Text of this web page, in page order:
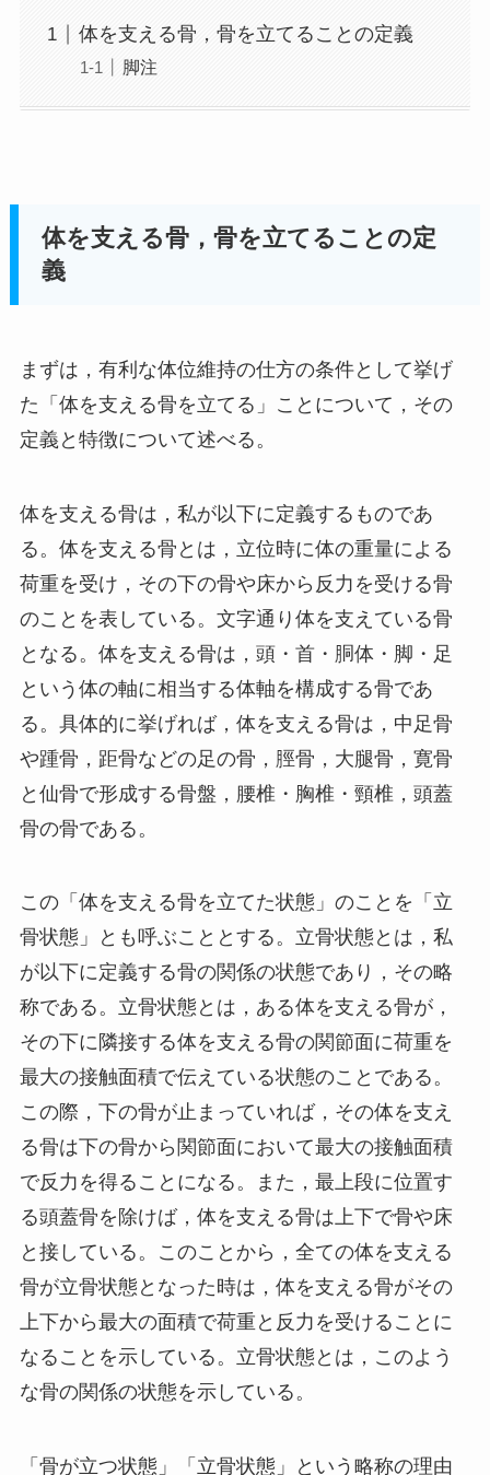
体を支える骨，骨を立てることの定義
脚注
体を支える骨，骨を立てることの定
義
まずは，有利な体位維持の仕方の条件として挙げ
た「体を支える骨を立てる」ことについて，その
定義と特徴について述べる。
体を支える骨は，私が以下に定義するものであ
る。体を支える骨とは，立位時に体の重量による
荷重を受け，その下の骨や床から反力を受ける骨
のことを表している。文字通り体を支えている骨
となる。体を支える骨は，頭・首・胴体・脚・足
という体の軸に相当する体軸を構成する骨であ
る。具体的に挙げれば，体を支える骨は，中足骨
や踵骨，距骨などの足の骨，脛骨，大腿骨，寛骨
と仙骨で形成する骨盤，腰椎・胸椎・頸椎，頭蓋
骨の骨である。
この「体を支える骨を立てた状態」のことを「立
骨状態」とも呼ぶこととする。立骨状態とは，私
が以下に定義する骨の関係の状態であり，その略
称である。立骨状態とは，ある体を支える骨が，
その下に隣接する体を支える骨の関節面に荷重を
最大の接触面積で伝えている状態のことである。
この際，下の骨が止まっていれば，その体を支え
る骨は下の骨から関節面において最大の接触面積
で反力を得ることになる。また，最上段に位置す
る頭蓋骨を除けば，体を支える骨は上下で骨や床
と接している。このことから，全ての体を支える
骨が立骨状態となった時は，体を支える骨がその
上下から最大の面積で荷重と反力を受けることに
なることを示している。立骨状態とは，このよう
な骨の関係の状態を示している。
「骨が立つ状態」「立骨状態」という略称の理由